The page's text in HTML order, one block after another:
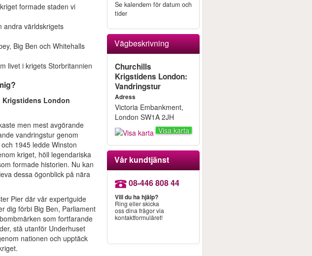
formade staden vi
andra världskrigets
Big Ben och Whitehalls
livet i krigets Storbritannien
London
men mest avgörande
vandringstur genom
1945 ledde Winston
kriget, höll legendariska
formade historien. Nu kan
dessa ögonblick på nära
Pier där vår expertguide
dig förbi Big Ben, Parliament
som fortfarande
stå utanför Underhuset
nationen och upptäck
Se kalendern för datum och
tider
Vägbeskrivning
Churchills
Krigstidens London:
Vandringstur
Adress
Victoria Embankment,
London SW1A 2JH
Visa karta
Vår kundtjänst
08-446 808 44
Vill du ha hjälp?
Ring eller skicka
oss dina frågor via
kontaktformuläret!